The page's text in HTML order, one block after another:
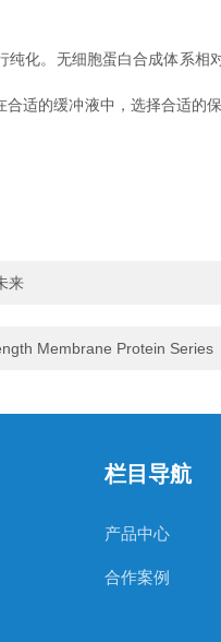
。无细胞蛋白合成体系相
的缓冲液中，选择合适的
来
Membrane Protein Series
栏目导航
产品中心
合作案例